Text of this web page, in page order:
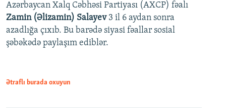
Azərbaycan Xalq Cəbhəsi Partiyası (AXCP) fəalı
Zamin (Əlizamin) Salayev 3 il 6 aydan sonra
azadlığa çıxıb. Bu barədə siyasi fəallar sosial
şəbəkədə paylaşım ediblər.
Ətraflı burada oxuyun